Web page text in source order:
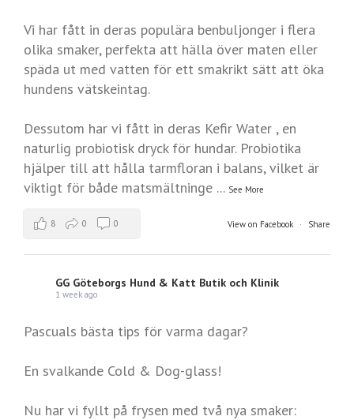
Vi har fått in deras populära benbuljonger i flera
olika smaker, perfekta att hälla över maten eller
späda ut med vatten för ett smakrikt sätt att öka
hundens vätskeintag.
Dessutom har vi fått in deras Kefir Water , en
naturlig probiotisk dryck för hundar. Probiotika
hjälper till att hålla tarmfloran i balans, vilket är
viktigt för både matsmältninge ... See More
View on Facebook · Share
8 0 0
GG Göteborgs Hund & Katt Butik och Klinik
1 week ago
Pascuals bästa tips för varma dagar?
En svalkande Cold & Dog-glass!
Nu har vi fyllt på frysen med två nya smaker: